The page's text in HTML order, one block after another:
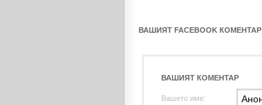
ВАШИЯТ FACEBOOK КОМЕНТАР
ВАШИЯТ КОМЕНТАР
Вашето име: